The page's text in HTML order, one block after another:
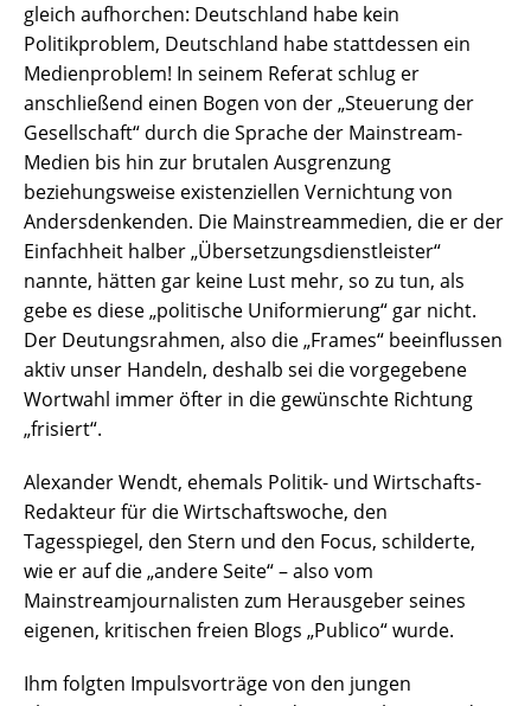
gleich aufhorchen: Deutschland habe kein
Politikproblem, Deutschland habe stattdessen ein
Medienproblem! In seinem Referat schlug er
anschließend einen Bogen von der „Steuerung der
Gesellschaft“ durch die Sprache der Mainstream-
Medien bis hin zur brutalen Ausgrenzung
beziehungsweise existenziellen Vernichtung von
Andersdenkenden. Die Mainstreammedien, die er der
Einfachheit halber „Übersetzungsdienstleister“
nannte, hätten gar keine Lust mehr, so zu tun, als
gebe es diese „politische Uniformierung“ gar nicht.
Der Deutungsrahmen, also die „Frames“ beeinflussen
aktiv unser Handeln, deshalb sei die vorgegebene
Wortwahl immer öfter in die gewünschte Richtung
„frisiert“.
Alexander Wendt, ehemals Politik- und Wirtschafts-
Redakteur für die Wirtschaftswoche, den
Tagesspiegel, den Stern und den Focus, schilderte,
wie er auf die „andere Seite“ – also vom
Mainstreamjournalisten zum Herausgeber seines
eigenen, kritischen freien Blogs „Publico“ wurde.
Ihm folgten Impulsvorträge von den jungen